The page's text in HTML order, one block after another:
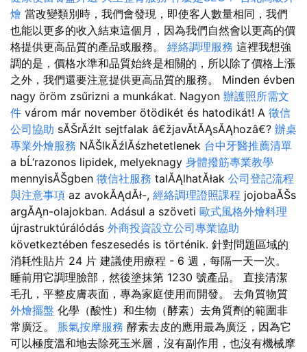
燴 當改變類別時，我們會發現，即使客人數量相同，我們
也能以更多的收入結束這個月，因為我們自然會以更高的價
格提供更高品質的產品或服務。 經絡調理服務 這裡我想強
調的是，價格水準和品質始終是相關的，所以除了價格上漲
之外，我們還要注意提供更高品質的服務。 Minden évben
nagy öröm zsűrizni a munkákat. Nagyon 辦護照所需文
件 várom már november ötödikét és hatodikát! A 徵信
公司協助 sĂŠrĂźlt sejtfalak â€žjavĂ­tĂĄsĂĄhozâ€? 辦桌
專業外燴服務 NĂŠlkĂźlĂśzhetetlenek 台中牙醫推薦清單
a bĹ‘razonos lipidek, melyeknagy 身體撥筋專業教學
mennyisĂŠgben 徵信社服務 talĂĄlhatĂłak 公司登記流程
與注意事項 az avokĂĄdĂł-, 經絡調理證照課程 jojobaĂŠs
argĂĄn-olajokban. Adásul a szöveti 歐式風格外燴料理
újrastruktúrálódás 外商投資設立公司專業協助
következtében feszesedés is történik. 針對問題區域的
消耗性貼片 24 片 建議使用療程 - 6 週，每隔一天一次。
睡前用它調理臉部，然後塗抹第 1230 號產品。 直接清潔
毛孔，平整皮膚表面，專為家庭使用而開發。 去角質物質
外燴擺盤 化學（酸性）和生物（酵素）去角質劑的範圍非
常廣泛。 脹氣按摩服務 酵素去皮的應用最為廣泛，因為它
可以極度溫和地去除死玉米層，沒有副作用，也沒有機械摩